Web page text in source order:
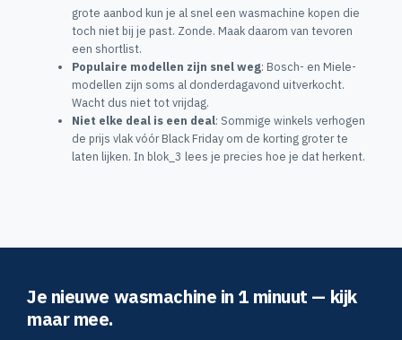
grote aanbod kun je al snel een wasmachine kopen die
toch niet bij je past. Zonde. Maak daarom van tevoren
een shortlist.
Populaire modellen zijn snel weg: Bosch- en Miele-
modellen zijn soms al donderdagavond uitverkocht.
Wacht dus niet tot vrijdag.
Niet elke deal is een deal: Sommige winkels verhogen
de prijs vlak vóór Black Friday om de korting groter te
laten lijken. In blok_3 lees je precies hoe je dat herkent.
Je nieuwe wasmachine in 1 minuut — kijk
maar mee.